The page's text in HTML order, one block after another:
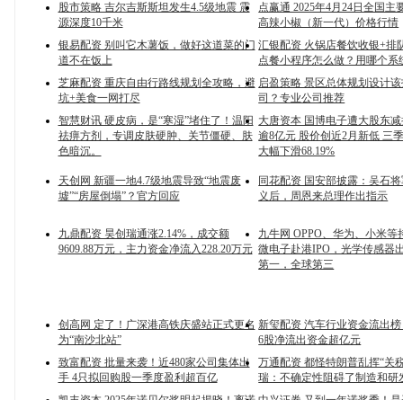
股市策略 吉尔吉斯斯坦发生4.5级地震 震
源深度10千米
点赢通 2025年4月24日全国主
高辣小椒（新一代）价格行情
银易配资 别叫它木薯饭，做好这道菜的门
道不在饭上
汇银配资 火锅店餐饮收银+排
点餐小程序怎么做？用哪个系
芝麻配资 重庆自由行路线规划全攻略，避
坑+美食一网打尽
启盈策略 景区总体规划设计
司？专业公司推荐
智慧财讯 硬皮病，是“寒湿”堵住了！温阳
祛痹方剂，专调皮肤硬肿、关节僵硬、肤
色暗沉。
大唐资本 国博电子遭大股东
逾8亿元 股价创近2月新低 三
大幅下滑68.19%
天创网 新疆一地4.7级地震导致“地震废
墟”“房屋倒塌”？官方回应
同花配资 国安部披露：吴石
义后，周恩来总理作出指示
九鼎配资 昊创瑞通涨2.14%，成交额
9609.88万元，主力资金净流入228.20万元
九牛网 OPPO、华为、小米等
微电子赴港IPO，光学传感器
第一，全球第三
创高网 定了！广深港高铁庆盛站正式更名
为“南沙北站”
新玺配资 汽车行业资金流出
6股净流出资金超亿元
致富配资 批量来袭！近480家公司集体出
手 4只拟回购股一季度盈利超百亿
万通配资 都怪特朗普乱挥“关
瑞：不确定性阻碍了制造和研